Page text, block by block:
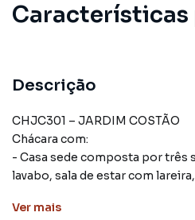
Descrição
CHJC301 – JARDIM COSTÃO
Chácara com:
- Casa sede composta por três
lavabo, sala de estar com
- Alojamento com quatro suítes
Ver mais